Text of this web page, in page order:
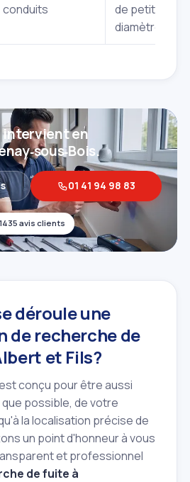
conduits
de petit
diamètre
1435 avis clients
intervient en
01 41 94 98 83
déroule une
de recherche de
et Fils?
conçu pour être aussi
possible, de votre
la localisation précise de
un point d'honneur à vous
et professionnel
de fuite à